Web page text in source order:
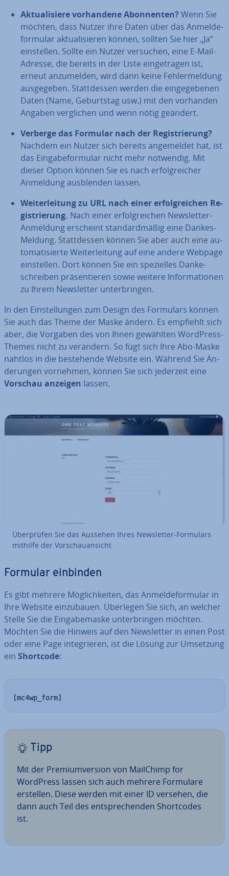
Ak­tua­li­sie­re vor­han­de­ne Abon­nen­ten? Wenn Sie
möchten, dass Nutzer ihre Daten über das An­mel­de­
for­mu­lar ak­tua­li­sie­ren können, sollten Sie hier „Ja“
ein­stel­len. Sollte ein Nutzer versuchen, eine E-Mail-
Adresse, die bereits in der Liste ein­ge­tra­gen ist,
erneut an­zu­mel­den, wird dann keine Feh­ler­mel­dung
aus­ge­ge­ben. Statt­des­sen werden die ein­ge­ge­be­nen
Daten (Name, Ge­burts­tag usw.) mit den vorhanden
Angaben ver­gli­chen und wenn nötig geändert.
Verberge das Formular nach der Re­gis­trie­rung?
Nachdem ein Nutzer sich bereits an­ge­mel­det hat, ist
das Ein­ga­be­for­mu­lar nicht mehr notwendig. Mit
dieser Option können Sie es nach er­folg­rei­cher
Anmeldung aus­blen­den lassen.
Wei­ter­lei­tung zu URL nach einer er­folg­rei­chen Re­
gis­trie­rung. Nach einer er­folg­rei­chen News­let­ter-
Anmeldung erscheint stan­dard­mä­ßig eine Dankes-
Meldung. Statt­des­sen können Sie aber auch eine au­
to­ma­ti­sier­te Wei­ter­lei­tung auf eine andere Webpage
ein­stel­len. Dort können Sie ein spe­zi­el­les Dan­ke­
schrei­ben prä­sen­tie­ren sowie weitere In­for­ma­tio­nen
zu Ihrem News­let­ter un­ter­brin­gen.
In den Ein­stel­lun­gen zum Design des Formulars können
Sie auch das Theme der Maske ändern. Es empfiehlt sich
aber, die Vorgaben des von Ihnen gewählten WordPress-
Themes nicht zu verändern. So fügt sich Ihre Abo-Maske
nahtlos in die be­stehen­de Website ein. Während Sie Än­
de­run­gen vornehmen, können Sie sich jederzeit eine
Vorschau anzeigen lassen.
Über­prü­fen Sie das Aussehen Ihres News­let­ter-Formulars
mithilfe der Vor­schau­an­sicht
Formular einbinden
Es gibt mehrere Mög­lich­kei­ten, das An­mel­de­for­mu­lar in
Ihre Website ein­zu­bau­en. Überlegen Sie sich, an welcher
Stelle Sie die Ein­ga­be­mas­ke un­ter­brin­gen möchten.
Möchten Sie die Hinweis auf den News­let­ter in einen Post
oder eine Page in­te­grie­ren, ist die Lösung zur Umsetzung
ein Shortcode:
[mc4wp_form]
Tipp
Mit der Pre­mi­um­ver­si­on von MailChimp for
WordPress lassen sich auch mehrere Formulare
erstellen. Diese werden mit einer ID versehen, die
dann auch Teil des ent­spre­chen­den Short­codes
ist.